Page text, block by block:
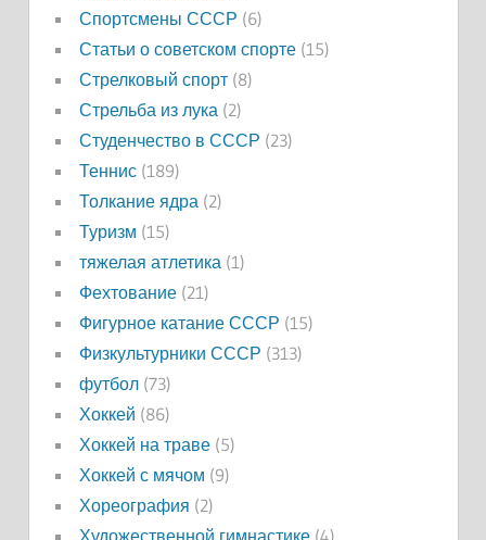
Спортсмены СССР (6)
Статьи о советском спорте(15)
Стрелковый спорт(8)
Стрельба из лука (2)
Студенчество в СССР (23)
Теннис(189)
Толкание ядра (2)
Туризм (15)
тяжелая атлетика (1)
Фехтование(21)
Фигурное катание СССР (15)
Физкультурники СССР (313)
футбол(73)
Хоккей (86)
Хоккей на траве(5)
Хоккей с мячом (9)
Хореография (2)
Художественной гимнастике(4)